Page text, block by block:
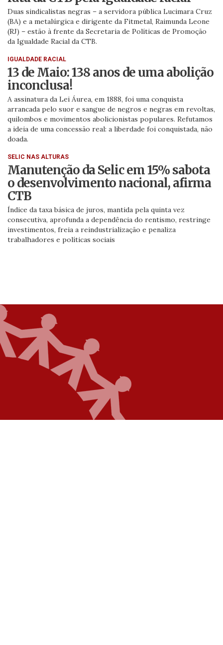
Duas sindicalistas negras – a servidora pública Lucimara Cruz
(BA) e a metalúrgica e dirigente da Fitmetal, Raimunda Leone
(RJ) – estão à frente da Secretaria de Políticas de Promoção
da Igualdade Racial da CTB.
IGUALDADE RACIAL
13 de Maio: 138 anos de uma abolição
inconclusa!
A assinatura da Lei Áurea, em 1888, foi uma conquista
arrancada pelo suor e sangue de negros e negras em revoltas,
quilombos e movimentos abolicionistas populares. Refutamos
a ideia de uma concessão real: a liberdade foi conquistada, não
doada.
SELIC NAS ALTURAS
Manutenção da Selic em 15% sabota
o desenvolvimento nacional, afirma
CTB
Índice da taxa básica de juros, mantida pela quinta vez
consecutiva, aprofunda a dependência do rentismo, restringe
investimentos, freia a reindustrialização e penaliza
trabalhadores e políticas sociais